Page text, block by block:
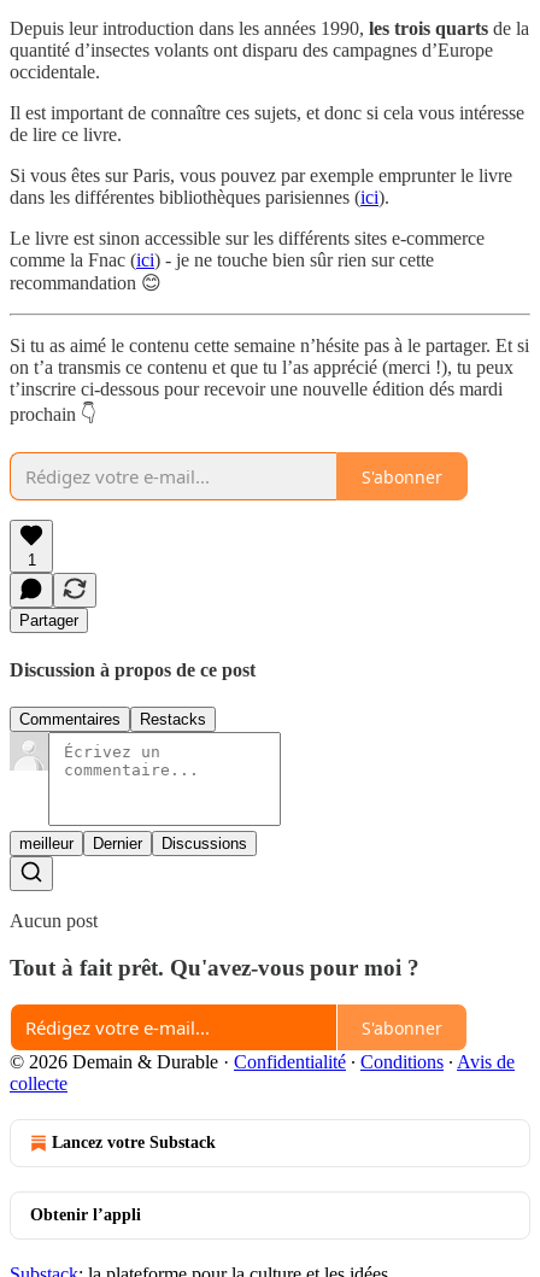
Depuis leur introduction dans les années 1990, les trois quarts de la
quantité d’insectes volants ont disparu des campagnes d’Europe
occidentale.
Il est important de connaître ces sujets, et donc si cela vous intéresse
de lire ce livre.
Si vous êtes sur Paris, vous pouvez par exemple emprunter le livre
dans les différentes bibliothèques parisiennes (ici).
Le livre est sinon accessible sur les différents sites e-commerce
comme la Fnac (ici) - je ne touche bien sûr rien sur cette
recommandation 😊
Si tu as aimé le contenu cette semaine n’hésite pas à le partager. Et si
on t’a transmis ce contenu et que tu l’as apprécié (merci !), tu peux
t’inscrire ci-dessous pour recevoir une nouvelle édition dés mardi
prochain 👇
S'abonner
1
Partager
Discussion à propos de ce post
Commentaires Restacks
meilleur Dernier Discussions
Aucun post
Tout à fait prêt. Qu'avez-vous pour moi ?
S'abonner
© 2026 Demain & Durable · Confidentialité ∙ Conditions ∙ Avis de
collecte
Lancez votre Substack
Obtenir l’appli